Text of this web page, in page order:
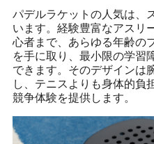
パデルラケットの人気は、
います。経験豊富なアスリ
心者まで、あらゆる年齢の
を手に取り、最小限の学習
できます。そのデザインは
し、テニスよりも身体的負
競争体験を提供します。